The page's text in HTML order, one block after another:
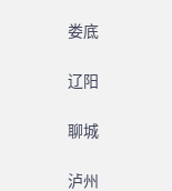
娄底
辽阳
聊城
泸州